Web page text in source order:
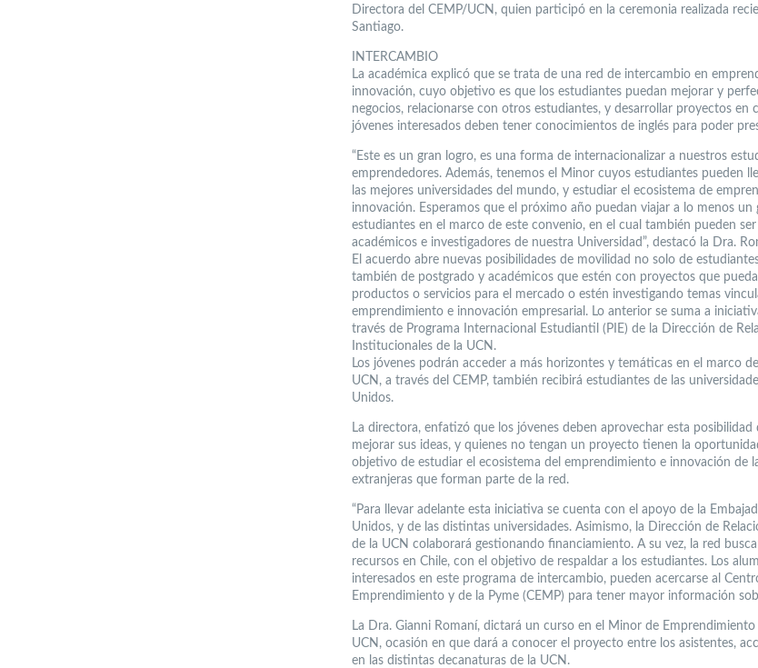
Directora del CEMP/UCN, quien participó en la ceremonia realizada
Santiago.
INTERCAMBIO
La académica explicó que se trata de una red de intercambio en
innovación, cuyo objetivo es que los estudiantes puedan mejorar y
negocios, relacionarse con otros estudiantes, y desarrollar proyectos en
jóvenes interesados deben tener conocimientos de inglés para poder
“Este es un gran logro, es una forma de internacionalizar a nuestros
emprendedores. Además, tenemos el Minor cuyos estudiantes pueden
las mejores universidades del mundo, y estudiar el ecosistema de
innovación. Esperamos que el próximo año puedan viajar a lo menos un
estudiantes en el marco de este convenio, en el cual también pueden
académicos e investigadores de nuestra Universidad”, destacó la Dra.
El acuerdo abre nuevas posibilidades de movilidad no solo de
también de postgrado y académicos que estén con proyectos que
productos o servicios para el mercado o estén investigando temas
emprendimiento e innovación empresarial. Lo anterior se suma a
través de Programa Internacional Estudiantil (PIE) de la Dirección de
Institucionales de la UCN.
Los jóvenes podrán acceder a más horizontes y temáticas en el marco
UCN, a través del CEMP, también recibirá estudiantes de las
Unidos.
La directora, enfatizó que los jóvenes deben aprovechar esta posibilidad
mejorar sus ideas, y quienes no tengan un proyecto tienen la
objetivo de estudiar el ecosistema del emprendimiento e innovación de
extranjeras que forman parte de la red.
“Para llevar adelante esta iniciativa se cuenta con el apoyo de la
Unidos, y de las distintas universidades. Asimismo, la Dirección de
de la UCN colaborará gestionando financiamiento. A su vez, la red
recursos en Chile, con el objetivo de respaldar a los estudiantes. Los
interesados en este programa de intercambio, pueden acercarse al
Emprendimiento y de la Pyme (CEMP) para tener mayor información
La Dra. Gianni Romaní, dictará un curso en el Minor de
UCN, ocasión en que dará a conocer el proyecto entre los asistentes,
en las distintas decanaturas de la UCN.